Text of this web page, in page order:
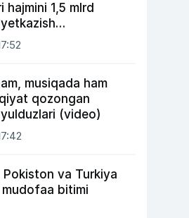
hajmini 1,5 mlrd
musiqada ham
qozongan
(video)
Pokiston va Turkiya
mudofaa bitimi